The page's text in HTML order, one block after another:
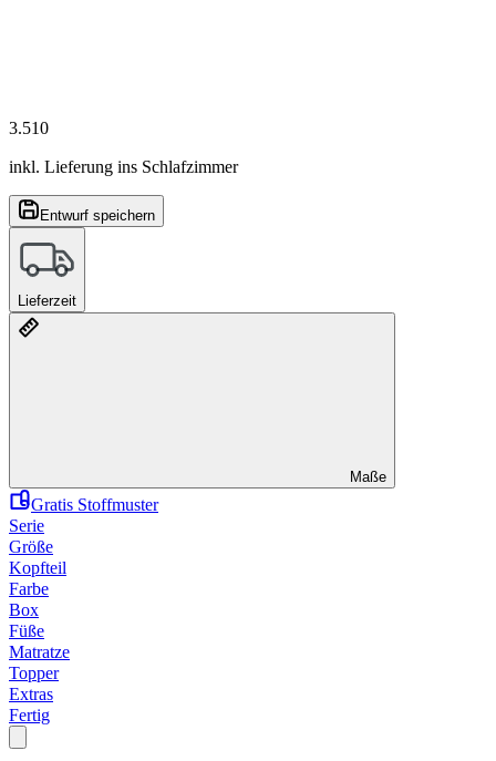
3.510
inkl. Lieferung ins Schlafzimmer
Entwurf speichern
Lieferzeit
Maße
Gratis Stoffmuster
Serie
Größe
Kopfteil
Farbe
Box
Füße
Matratze
Topper
Extras
Fertig